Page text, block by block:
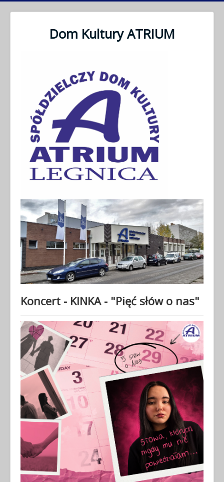
Dom Kultury ATRIUM
Koncert - KINKA - "Pięć słów o nas"